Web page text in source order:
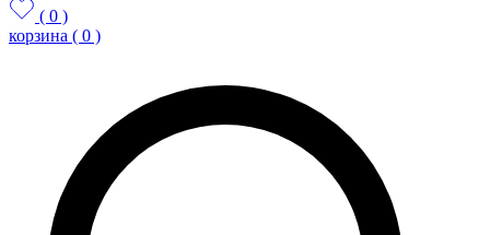
( 0 )
корзина ( 0 )